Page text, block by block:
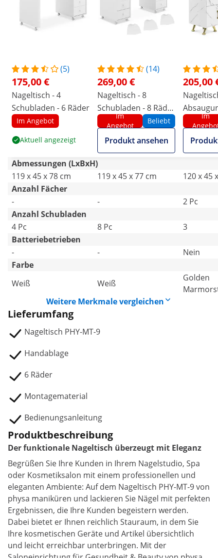
(5)
175,00 €
Nageltisch - 4
Schubladen - 6 Räder
Im Angebot
Aktuell angezeigt
(14)
269,00 €
Nageltisch - 8
Schubladen - 8 Räder
- Absaugung
Im
Angebot
Beliebt
Produkt ansehen
205,00
- 3
Im
Abmessungen (LxBxH)
119 x 45 x 78 cm
119 x 45 x 77 cm
120 x 45
Anzahl Fächer
-
-
2 Pc
Anzahl Schubladen
4 Pc
8 Pc
3
Batteriebetrieben
-
-
Nein
Farbe
Weiß
Weiß
Golden
Weitere Merkmale vergleichen
Lieferumfang
Nageltisch PHY-MT-9
Handablage
6 Räder
Montagematerial
Bedienungsanleitung
Produktbeschreibung
Der funktionale Nageltisch überzeugt mit Eleganz
Begrüßen Sie Ihre Kunden in Ihrem Nagelstudio, Spa
oder Kosmetiksalon mit einem professionellen und
eleganten Ambiente: Auf dem Nageltisch PHY-MT-9 von
physa maniküren und lackieren Sie Nägel mit perfekten
Ergebnissen, die Ihre Kunden begeistern werden.
Dabei bietet er Ihnen reichlich Stauraum, in dem Sie
Ihre kosmetischen Geräte und Artikel übersichtlich
und leicht erreichbar unterbringen. Mit der